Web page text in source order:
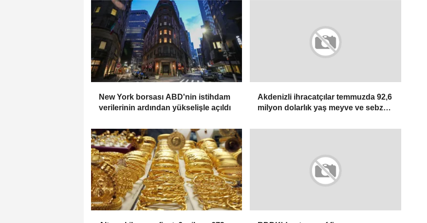
New York borsası ABD'nin istihdam
verilerinin ardından yükselişle açıldı
Akdenizli ihracatçılar temmuzda 92,6
milyon dolarlık yaş meyve ve sebze